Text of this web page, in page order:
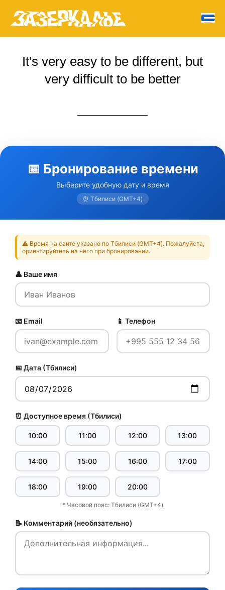
It's very easy to be different, but
very difficult to be better
📅 Бронирование времени
Выберите удобную дату и время
⏰ Тбилиси (GMT+4)
⚠️ Время на сайте указано по Тбилиси (GMT+4). Пожалуйста,
ориентируйтесь на него при бронировании.
👤 Ваше имя
📧 Email 📱 Телефон
📅 Дата (Тбилиси)
⏰ Доступное время (Тбилиси)
10:00 11:00 12:00 13:00
14:00 15:00 16:00 17:00
18:00 19:00 20:00
* Часовой пояс: Тбилиси (GMT+4)
📝 Комментарий (необязательно)